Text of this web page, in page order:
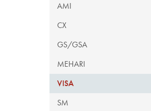
AMI
CX
GS/GSA
MEHARI
VISA
SM